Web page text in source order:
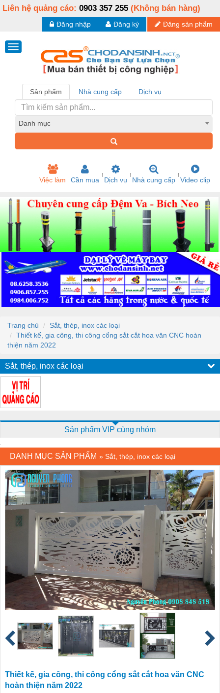
Liên hệ quảng cáo: 0903 357 255 (Không bán hàng)
Đăng sản phẩm
Đăng ký
Đăng nhập
Sản phẩm Nhà cung cấp Dịch vụ
Danh mục
Việc làm Cần mua Dịch vụ Nhà cung cấp Video clip
Trang chủ
Sắt, thép, inox các loại
Thiết kế, gia công, thi công cổng sắt cắt hoa văn CNC hoàn
thiện năm 2022
Sắt, thép, inox các loại
Sản phẩm VIP cùng nhóm
DANH MỤC SẢN PHẨM » Sắt, thép, inox các loại
Thiết kế, gia công, thi công cổng sắt cắt hoa văn CNC
hoàn thiện năm 2022